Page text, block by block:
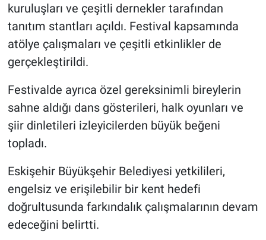
kuruluşları ve çeşitli dernekler tarafından
tanıtım stantları açıldı. Festival kapsamında
atölye çalışmaları ve çeşitli etkinlikler de
gerçekleştirildi.
Festivalde ayrıca özel gereksinimli bireylerin
sahne aldığı dans gösterileri, halk oyunları ve
şiir dinletileri izleyicilerden büyük beğeni
topladı.
Eskişehir Büyükşehir Belediyesi yetkilileri,
engelsiz ve erişilebilir bir kent hedefi
doğrultusunda farkındalık çalışmalarının devam
edeceğini belirtti.